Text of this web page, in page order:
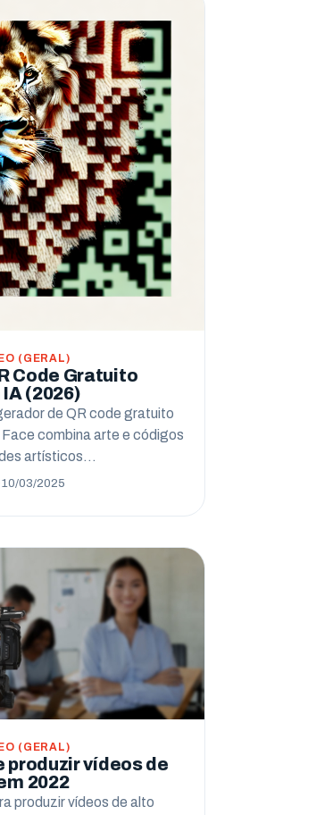
(GERAL)
Code Gratuito
(2026)
de QR code gratuito
combina arte e códigos
artísticos…
·10/03/2025
(GERAL)
produzir vídeos de
2022
produzir vídeos de alto